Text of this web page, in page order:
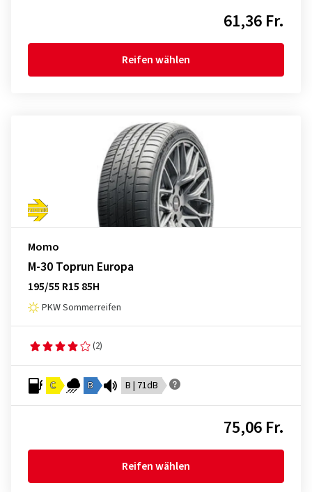
61,36 Fr.
Reifen wählen
Momo
M-30 Toprun Europa
195/55 R15 85H
PKW Sommerreifen
(2)
C B B | 71dB
75,06 Fr.
Reifen wählen